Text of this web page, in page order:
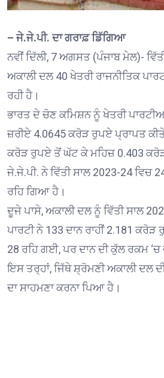
– ਜੇ.ਜੇ.ਪੀ. ਦਾ ਗਰਾਫ਼ ਡਿੱਗਿਆ
ਨਵੀਂ ਦਿੱਲੀ, 7 ਅਗਸਤ (ਪੰਜਾਬ ਮੇਲ)-
ਅਕਾਲੀ ਦਲ 40 ਖੇਤਰੀ ਰਾਜਨੀਤਿਕ
ਰਹੀ ਹੈ।
ਭਾਰਤ ਦੇ ਚੋਣ ਕਮਿਸ਼ਨ ਨੂੰ ਖੇਤਰੀ
ਜ਼ਰੀਏ 4.0645 ਕਰੋੜ ਰੁਪਏ ਪ੍ਰਾਪਤ
ਕਰੋੜ ਰੁਪਏ ਤੋਂ ਘੱਟ ਕੇ ਮਹਿਜ਼ 0.403
ਜੇ.ਜੇ.ਪੀ. ਨੇ ਵਿੱਤੀ ਸਾਲ 2023-24 ਵਿਚ
ਰਹਿ ਗਿਆ ਹੈ।
ਦੂਜੇ ਪਾਸੇ, ਅਕਾਲੀ ਦਲ ਨੂੰ ਵਿੱਤੀ ਸਾਲ
ਪਾਰਟੀ ਨੇ 133 ਦਾਨ ਰਾਹੀਂ 2.181
28 ਰਹਿ ਗਈ, ਪਰ ਦਾਨ ਦੀ ਕੁੱਲ ਰਕਮ ‘ਚ
ਇਸ ਤਰ੍ਹਾਂ, ਜਿੱਥੇ ਸ਼੍ਰੋਮਣੀ ਅਕਾਲੀ ਦਲ
ਦਾ ਸਾਹਮਣਾ ਕਰਨਾ ਪਿਆ ਹੈ।